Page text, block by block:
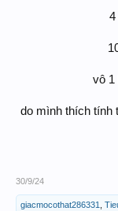
4
vô 1
do mình thích tính
30/9/24
giacmocothat286331